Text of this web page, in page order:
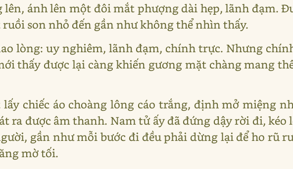
lên, ánh lên một đôi mắt phượng dài hẹp, lãnh đạm.
son nhỏ đến gần như không thể nhìn thấy.
lòng: uy nghiêm, lãnh đạm, chính trực. Nhưng
thấy được lại càng khiến gương mặt chàng mang
chiếc áo choàng lông cáo trắng, định mở miệng
ra được âm thanh. Nam tử ấy đã đứng dậy rời đi, kéo
gần như mỗi bước đi đều phải dừng lại để ho rũ
mờ tối.